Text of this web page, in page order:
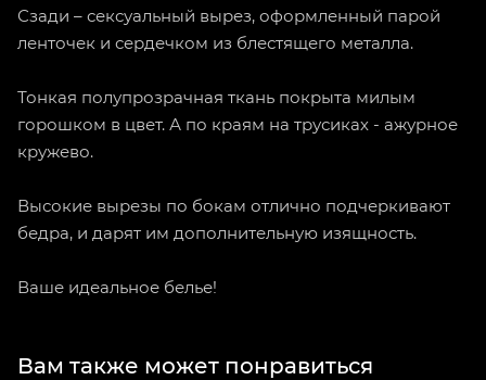
Сзади – сексуальный вырез, оформленный парой
ленточек и сердечком из блестящего металла.
Тонкая полупрозрачная ткань покрыта милым
горошком в цвет. А по краям на трусиках - ажурное
кружево.
Высокие вырезы по бокам отлично подчеркивают
бедра, и дарят им дополнительную изящность.
Ваше идеальное белье!
Вам также может понравиться